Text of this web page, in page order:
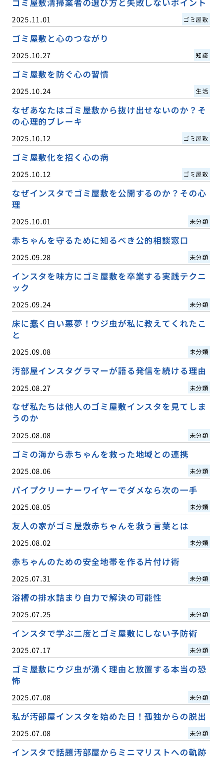
ゴミ屋敷清掃業者の選び方と失敗しないポイント
2025.11.01 ゴミ屋敷
ゴミ屋敷と心のつながり
2025.10.27 知識
ゴミ屋敷を防ぐ心の習慣
2025.10.24 生活
なぜあなたはゴミ屋敷から抜け出せないのか？そ
の心理的ブレーキ
2025.10.12 ゴミ屋敷
ゴミ屋敷化を招く心の病
2025.10.12 ゴミ屋敷
なぜインスタでゴミ屋敷を公開するのか？その心
理
2025.10.01 未分類
赤ちゃんを守るために知るべき公的相談窓口
2025.09.28 未分類
インスタを味方にゴミ屋敷を卒業する実践テクニ
ック
2025.09.24 未分類
床に蠢く白い悪夢！ウジ虫が私に教えてくれたこ
と
2025.09.08 未分類
汚部屋インスタグラマーが語る発信を続ける理由
2025.08.27 未分類
なぜ私たちは他人のゴミ屋敷インスタを見てしま
うのか
2025.08.08 未分類
ゴミの海から赤ちゃんを救った地域との連携
2025.08.06 未分類
パイプクリーナーワイヤーでダメなら次の一手
2025.08.05 未分類
友人の家がゴミ屋敷赤ちゃんを救う言葉とは
2025.08.02 未分類
赤ちゃんのための安全地帯を作る片付け術
2025.07.31 未分類
浴槽の排水詰まり自力で解決の可能性
2025.07.25 未分類
インスタで学ぶ二度とゴミ屋敷にしない予防術
2025.07.17 未分類
ゴミ屋敷にウジ虫が湧く理由と放置する本当の恐
怖
2025.07.08 未分類
私が汚部屋インスタを始めた日！孤独からの脱出
2025.07.08 未分類
インスタで話題汚部屋からミニマリストへの軌跡